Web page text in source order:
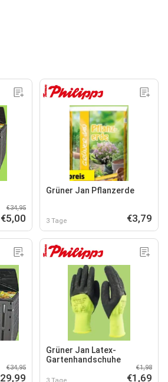
€34,95
€5,00
Grüner Jan Pflanzerde
3 Tage €3,79
€34,95
Grüner Jan Latex-
Gartenhandschuhe
3 Tage
€1,98
€1,69